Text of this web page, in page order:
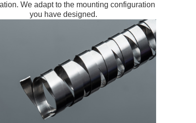
We adapt to the mounting configuration
you have designed.